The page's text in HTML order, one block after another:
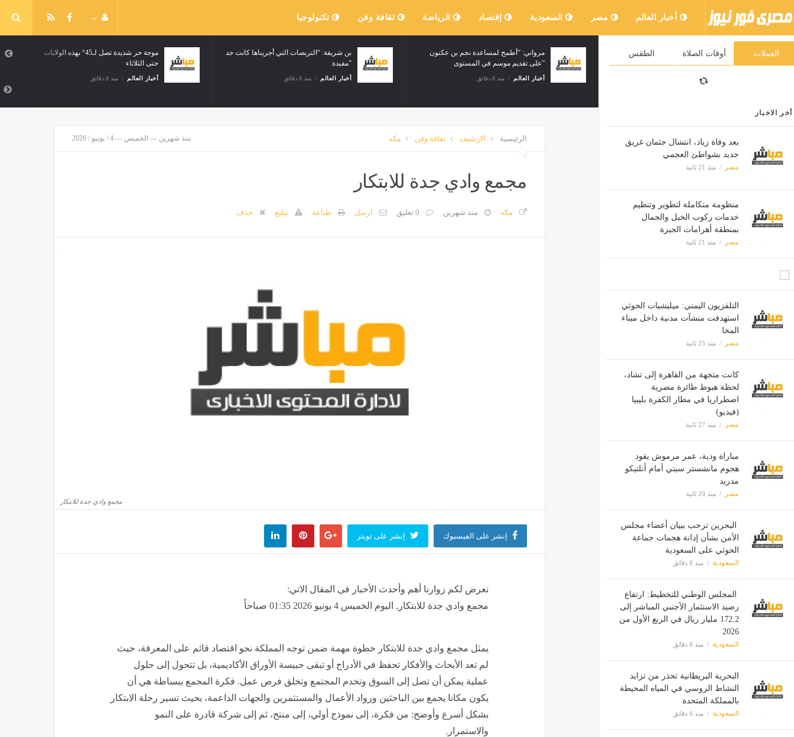
أخبار العالم مصر السعودية إقتصاد الرياضة ثقافة وفن تكنولوجيا
العملات أوقات الصلاة الطقس
أخر الاخبار
بعد وفاة زياد، انتشال جثمان غريق
جديد بشواطئ العجمي
مصر منذ 21 ثانية
منظومة متكاملة لتطوير وتنظيم
خدمات ركوب الخيل والجمال
بمنطقة أهرامات الجيزة
مصر منذ 21 ثانية
التلفزيون اليمني: ميليشيات الحوثي
استهدفت منشآت مدنية داخل ميناء
المخا
مصر منذ 25 ثانية
كانت متجهة من القاهرة إلى تشاد،
لحظة هبوط طائرة مصرية
اضطراريا في مطار الكفرة بليبيا
(فيديو)
مصر منذ 27 ثانية
مباراة ودية، عمر مرموش يقود
هجوم مانشستر سيتي أمام أتلتيكو
مدريد
مصر منذ 29 ثانية
البحرين ترحب ببيان أعضاء مجلس
الأمن بشأن إدانة هجمات جماعة
الحوثي على السعودية
السعودية منذ 6 دقائق
المجلس الوطني للتخطيط: ارتفاع
رصيد الاستثمار الأجنبي المباشر إلى
172.2 مليار ريال في الربع الأول من
2026
السعودية منذ 6 دقائق
البحرية البريطانية تحذر من تزايد
النشاط الروسي في المياه المحيطة
بالمملكة المتحدة
السعودية منذ 6 دقائق
موجة حر شديدة تصل لـ45° بهذه الولايات
أخبار العالم أخبار العالم
مرواني: “أطمح لمساعدة نجم بن عكنون
على تقديم موسم في المستوى”
أخبار العالم
من قصة حب إلى جريمة داخل عش الزوجية،
حكاية “شيماء” انتهت بطعنات زوجها
تعبئة
الرئيسية الارشيف ثقافة وفن مكه منذ شهرين — الخميس — 4 / يونيو / 2026
مجمع وادي جدة للابتكار
مكه منذ شهرين 0 تعليق ارسل طباعة تبليغ حذف
مجمع وادي جدة للابتكار
إنشر على الفيسبوك إنشر على تويتر
نعرض لكم زوارنا أهم وأحدث الأخبار فى المقال الاتي:
مجمع وادي جدة للابتكار, اليوم الخميس 4 يونيو 2026 01:35 صباحاً
يمثل مجمع وادي جدة للابتكار خطوة مهمة ضمن توجه المملكة نحو اقتصاد قائم على المعرفة، حيث
لم تعد الأبحاث والأفكار تحفظ في الأدراج أو تبقى حبيسة الأوراق الأكاديمية، بل تتحول إلى حلول
عملية يمكن أن تصل إلى السوق وتخدم المجتمع وتخلق فرص عمل. فكرة المجمع ببساطة هي أن
يكون مكانا يجمع بين الباحثين ورواد الأعمال والمستثمرين والجهات الداعمة، بحيث تسير رحلة الابتكار
بشكل أسرع وأوضح: من فكرة، إلى نموذج أولي، إلى منتج، ثم إلى شركة قادرة على النمو
والاستمرار.